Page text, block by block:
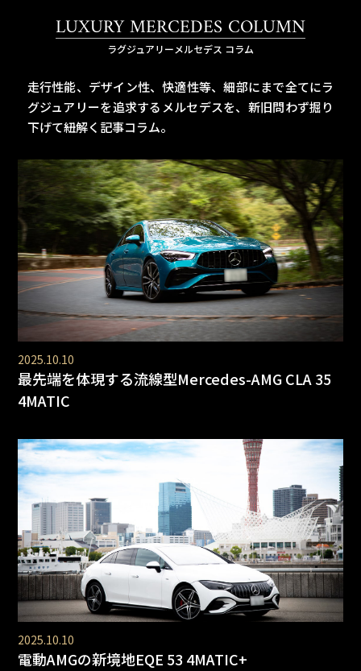
LUXURY MERCEDES COLUMN
ラグジュアリーメルセデス コラム
走行性能、デザイン性、快適性等、細部にまで全てにラ
グジュアリーを追求するメルセデスを、 新旧問わず掘り
下げて紐解く記事コラム。
2025.10.10
最先端を体現する流線型Mercedes-AMG CLA 35
4MATIC
2025.10.10
電動AMGの新境地EQE 53 4MATIC+